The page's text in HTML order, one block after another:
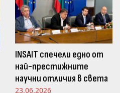
INSAIT спечели едно от
най-престижните
научни отличия в света
23.06.2026